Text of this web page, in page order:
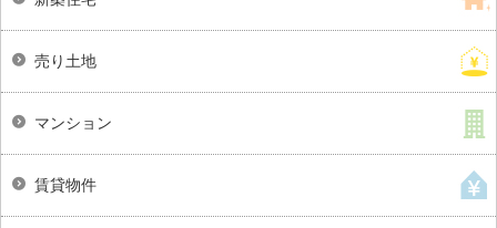
売り土地
マンション
賃貸物件